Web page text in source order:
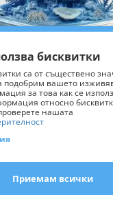
бисквитки
са от съществено
подобрим вашето
за това как се
относно
нашата
Приемам всички